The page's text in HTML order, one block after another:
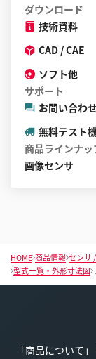
ダウンロード
技術資料
CAD / CAE
ソフト他
サポート
お問い合わせ
無料テスト
商品ラインナッ
画像センサ
HOME 商品情報 センサ
型式一覧・外形寸法図
「商品について